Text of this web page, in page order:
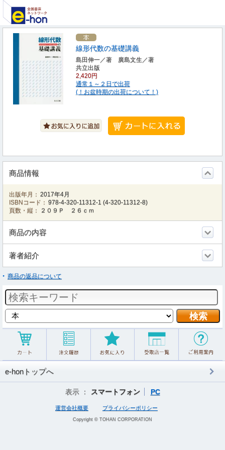
線形代数の基礎講義
島田伸一／著 廣島文生／著
共立出版
2,420円
通常１～２日で出荷
(！お盆時期の出荷について！)
商品情報
出版年月： 2017年4月
ISBNコード： 978-4-320-11312-1 (4-320-11312-8)
頁数・縦：
２０９Ｐ ２６ｃｍ
商品の内容
著者紹介
商品の返品について
e-honトップへ
表示 ： スマートフォン PC
運営会社概要 プライバシーポリシー
Copyright © TOHAN CORPORATION